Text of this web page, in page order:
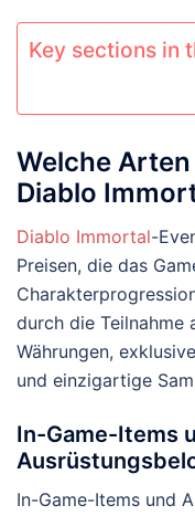
Key sections in
Welche
Diablo
Diablo Immortal-
Preisen, die das
durch die Teilnahme
Währungen,
und einzigartige
In-Game-Items
In-Game-Items und